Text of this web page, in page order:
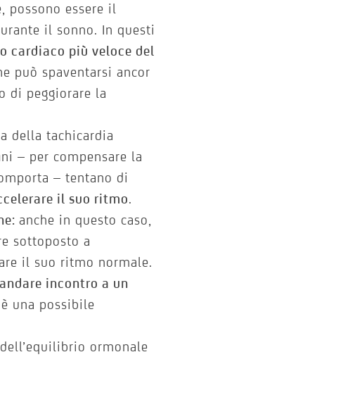
possono essere il
il sonno. In questi
cardiaco più veloce del
può spaventarsi ancor
di peggiorare la
della tachicardia
– per compensare la
– tentano di
il suo ritmo.
anche in questo caso,
sottoposto a
il suo ritmo normale.
incontro a un
è una possibile
ormonale